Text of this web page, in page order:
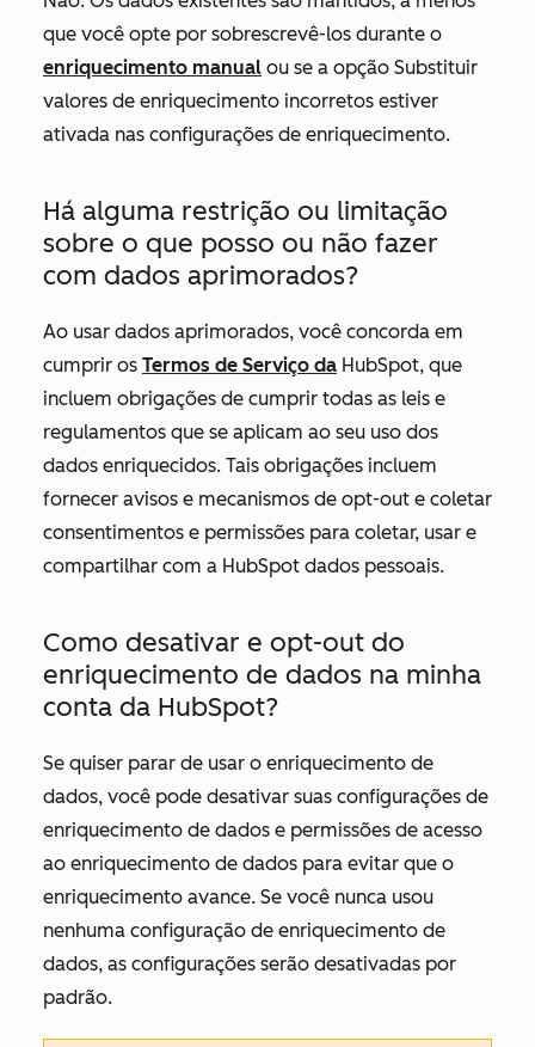
que você opte por sobrescrevê-los durante o
enriquecimento manual ou se a opção Substituir
valores de enriquecimento incorretos estiver
ativada nas configurações de enriquecimento.
Há alguma restrição ou limitação
sobre o que posso ou não fazer
com dados aprimorados?
Ao usar dados aprimorados, você concorda em
cumprir os Termos de Serviço da HubSpot, que
incluem obrigações de cumprir todas as leis e
regulamentos que se aplicam ao seu uso dos
dados enriquecidos. Tais obrigações incluem
fornecer avisos e mecanismos de opt-out e coletar
consentimentos e permissões para coletar, usar e
compartilhar com a HubSpot dados pessoais.
Como desativar e opt-out do
enriquecimento de dados na minha
conta da HubSpot?
Se quiser parar de usar o enriquecimento de
dados, você pode desativar suas configurações de
enriquecimento de dados e permissões de acesso
ao enriquecimento de dados para evitar que o
enriquecimento avance. Se você nunca usou
nenhuma configuração de enriquecimento de
dados, as configurações serão desativadas por
padrão.